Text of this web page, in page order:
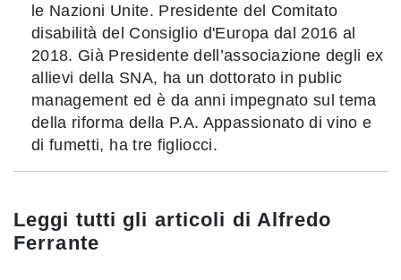
le Nazioni Unite. Presidente del Comitato
disabilità del Consiglio d'Europa dal 2016 al
2018. Già Presidente dell’associazione degli ex
allievi della SNA, ha un dottorato in public
management ed è da anni impegnato sul tema
della riforma della P.A. Appassionato di vino e
di fumetti, ha tre figliocci.
Leggi tutti gli articoli di Alfredo
Ferrante